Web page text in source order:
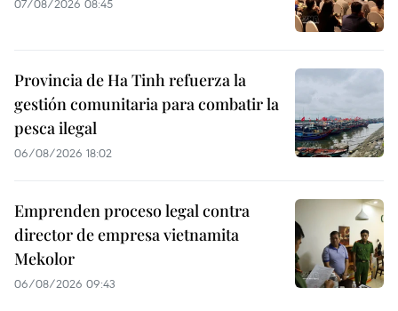
07/08/2026 08:45
Provincia de Ha Tinh refuerza la
gestión comunitaria para combatir la
pesca ilegal
06/08/2026 18:02
Emprenden proceso legal contra
director de empresa vietnamita
Mekolor
06/08/2026 09:43